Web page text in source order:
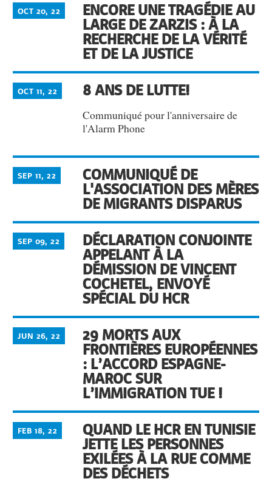
ENCORE UNE TRAGÉDIE AU
LARGE DE ZARZIS : À LA
RECHERCHE DE LA VÉRITÉ
ET DE LA JUSTICE
OCT 20, 22
8 ANS DE LUTTE!
OCT 11, 22
Communiqué pour l'anniversaire de
l'Alarm Phone
COMMUNIQUÉ DE
L'ASSOCIATION DES MÈRES
DE MIGRANTS DISPARUS
SEP 11, 22
DÉCLARATION CONJOINTE
APPELANT À LA
DÉMISSION DE VINCENT
COCHETEL, ENVOYÉ
SPÉCIAL DU HCR
SEP 09, 22
29 MORTS AUX
FRONTIÈRES EUROPÉENNES
: L’ACCORD ESPAGNE-
MAROC SUR
L’IMMIGRATION TUE !
JUN 26, 22
QUAND LE HCR EN TUNISIE
JETTE LES PERSONNES
EXILÉES À LA RUE COMME
DES DÉCHETS
FEB 18, 22